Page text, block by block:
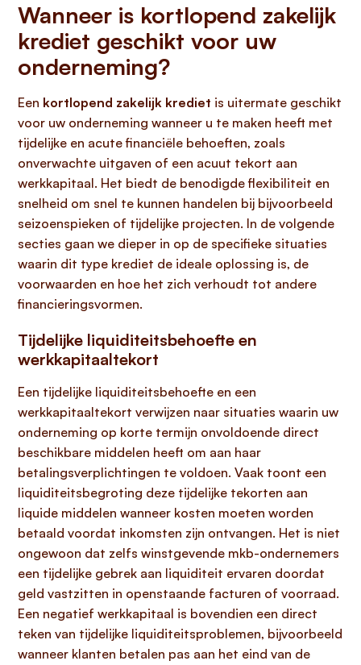
Wanneer is kortlopend zakelijk
krediet geschikt voor uw
onderneming?
Een kortlopend zakelijk krediet is uitermate geschikt
voor uw onderneming wanneer u te maken heeft met
tijdelijke en acute financiële behoeften, zoals
onverwachte uitgaven of een acuut tekort aan
werkkapitaal. Het biedt de benodigde flexibiliteit en
snelheid om snel te kunnen handelen bij bijvoorbeeld
seizoenspieken of tijdelijke projecten. In de volgende
secties gaan we dieper in op de specifieke situaties
waarin dit type krediet de ideale oplossing is, de
voorwaarden en hoe het zich verhoudt tot andere
financieringsvormen.
Tijdelijke liquiditeitsbehoefte en
werkkapitaaltekort
Een tijdelijke liquiditeitsbehoefte en een
werkkapitaaltekort verwijzen naar situaties waarin uw
onderneming op korte termijn onvoldoende direct
beschikbare middelen heeft om aan haar
betalingsverplichtingen te voldoen. Vaak toont een
liquiditeitsbegroting deze tijdelijke tekorten aan
liquide middelen wanneer kosten moeten worden
betaald voordat inkomsten zijn ontvangen. Het is niet
ongewoon dat zelfs winstgevende mkb-ondernemers
een tijdelijke gebrek aan liquiditeit ervaren doordat
geld vastzitten in openstaande facturen of voorraad.
Een negatief werkkapitaal is bovendien een direct
teken van tijdelijke liquiditeitsproblemen, bijvoorbeeld
wanneer klanten betalen pas aan het eind van de